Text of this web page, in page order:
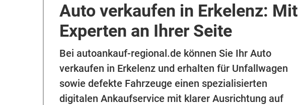
Auto verkaufen in Erkelenz: Mit
Experten an Ihrer Seite
Bei autoankauf-regional.de können Sie Ihr Auto
verkaufen in Erkelenz und erhalten für Unfallwagen
sowie defekte Fahrzeuge einen spezialisierten
digitalen Ankaufservice mit klarer Ausrichtung auf